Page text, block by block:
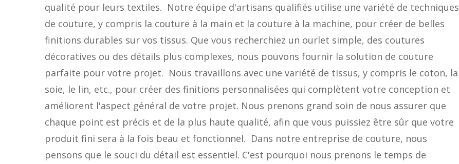
qualité pour leurs textiles.  Notre équipe d'artisans qualifiés utilise une variété de techniques
de couture, y compris la couture à la main et la couture à la machine, pour créer de belles
finitions durables sur vos tissus. Que vous recherchiez un ourlet simple, des coutures
décoratives ou des détails plus complexes, nous pouvons fournir la solution de couture
parfaite pour votre projet.  Nous travaillons avec une variété de tissus, y compris le coton, la
soie, le lin, etc., pour créer des finitions personnalisées qui complètent votre conception et
améliorent l'aspect général de votre projet. Nous prenons grand soin de nous assurer que
chaque point est précis et de la plus haute qualité, afin que vous puissiez être sûr que votre
produit fini sera à la fois beau et fonctionnel.  Dans notre entreprise de couture, nous
pensons que le souci du détail est essentiel. C'est pourquoi nous prenons le temps de